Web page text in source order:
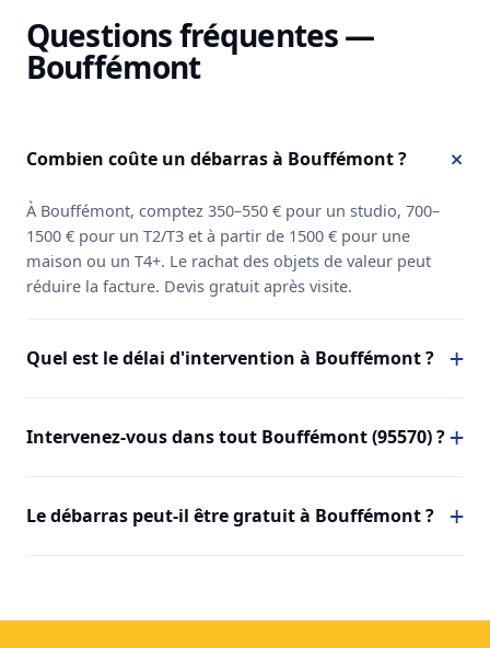
Questions fréquentes —
Bouffémont
Combien coûte un débarras à Bouffémont ?
À Bouffémont, comptez 350–550 € pour un studio, 700–
1500 € pour un T2/T3 et à partir de 1500 € pour une
maison ou un T4+. Le rachat des objets de valeur peut
réduire la facture. Devis gratuit après visite.
Quel est le délai d'intervention à Bouffémont ?
Intervenez-vous dans tout Bouffémont (95570) ?
Le débarras peut-il être gratuit à Bouffémont ?